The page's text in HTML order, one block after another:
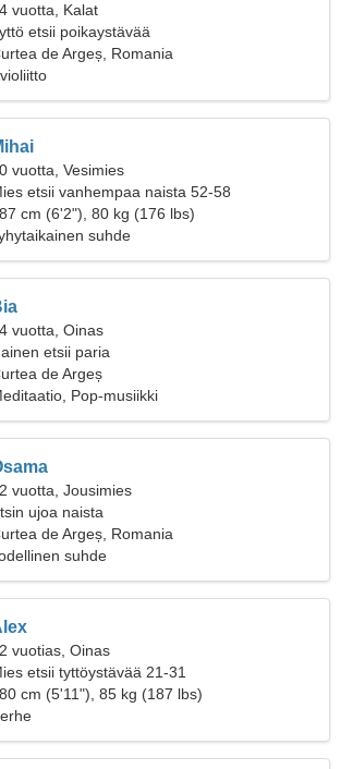
vuotta, Kalat
etsii poikaystävää
de Argeș, Romania
vuotta, Vesimies
etsii vanhempaa naista 52-58
cm (6'2"), 80 kg (176 lbs)
suhde
vuotta, Oinas
etsii paria
de Argeș
Pop-musiikki
vuotta, Jousimies
ujoa naista
de Argeș, Romania
suhde
vuotias, Oinas
etsii tyttöystävää 21-31
cm (5'11"), 85 kg (187 lbs)